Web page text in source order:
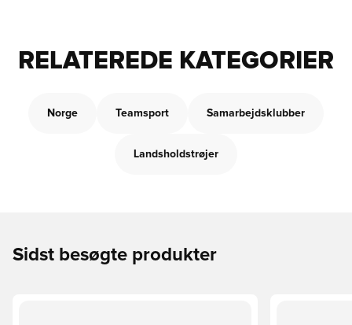
RELATEREDE KATEGORIER
Norge Teamsport Samarbejdsklubber
Landsholdstrøjer
Sidst besøgte produkter